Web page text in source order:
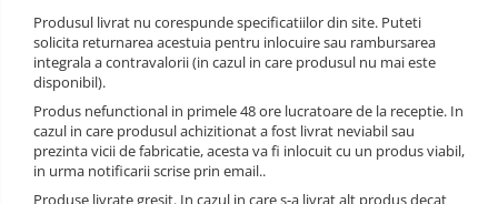
VINTAGE
RUSTICE - VANATORESTI
TOAMNA
VALENTINE'S DAY /DRAGOBETE
1 & 8 MARTIE
DECOR BRONZ
DECOR PORTOCALIU & CARAMIZIU
DECOR GALBEN
DECOR NEGRU
DECOR CREM
Produsul livrat nu corespunde specificatiilor din site. Puteti
solicita returnarea acestuia pentru inlocuire sau rambursarea
integrala a contravalorii (in cazul in care produsul nu mai este
disponibil).
Produs nefunctional in primele 48 ore lucratoare de la receptie. In
cazul in care produsul achizitionat a fost livrat neviabil sau
prezinta vicii de fabricatie, acesta va fi inlocuit cu un produs viabil,
in urma notificarii scrise prin email..
Produse livrate gresit. In cazul in care s-a livrat alt produs decat